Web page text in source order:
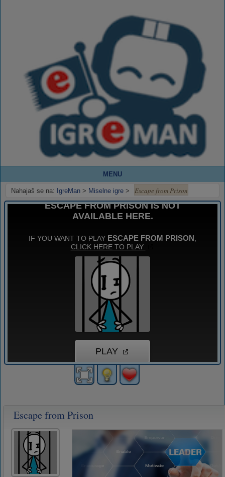
MENU
Nahajaš se na: IgreMan > Miselne igre > Escape from Prison
Escape from Prison